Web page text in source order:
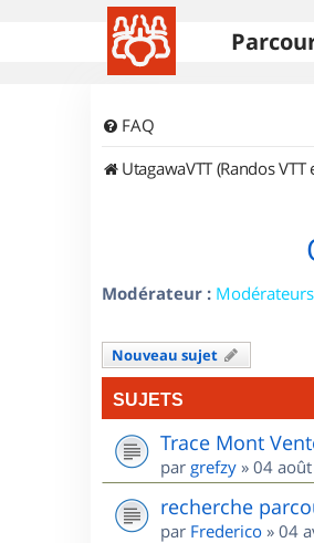
FAQ
UtagawaVTT (Randos VTT
Modérateur :
Nouveau sujet
SUJETS
Trace Mont
par grefzy » 04
recherche
par Frederico » 04